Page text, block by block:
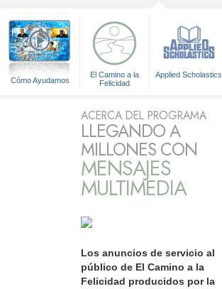
Cómo Ayudamos
El Camino a la
Felicidad
Applied Scholastics
ACERCA DEL PROGRAMA
LLEGANDO A
MILLONES CON
MENSAJES
MULTIMEDIA
Los anuncios de servicio al
público de El Camino a la
Felicidad producidos por la